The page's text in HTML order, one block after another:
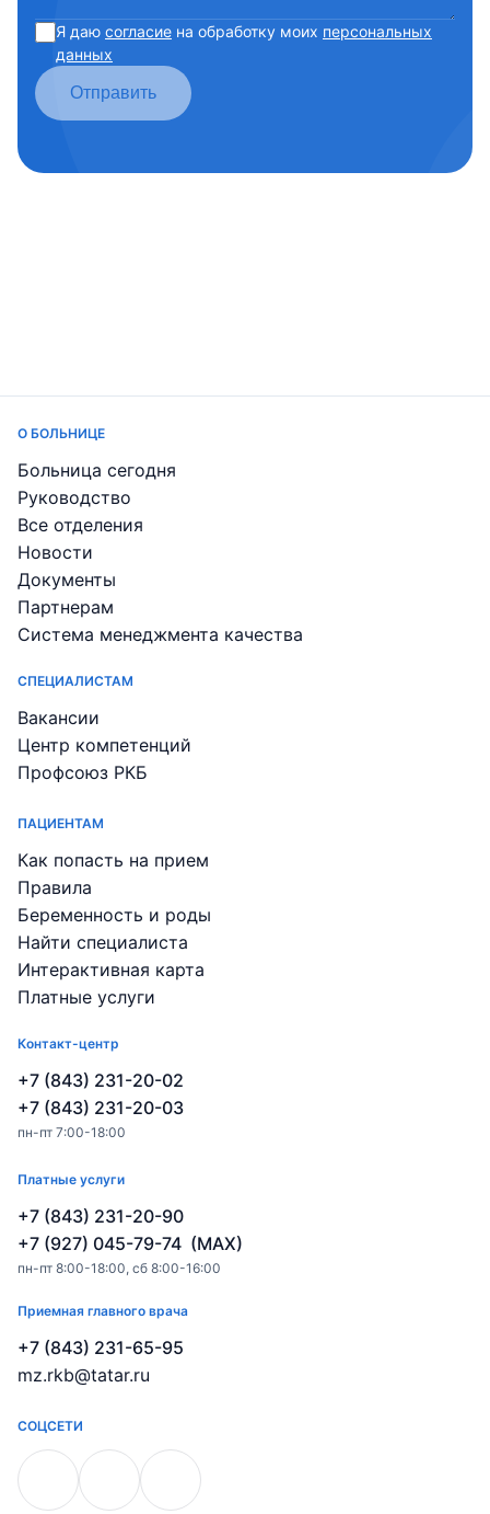
Я даю согласие на обработку моих персональных
данных
Отправить
О БОЛЬНИЦЕ
Больница сегодня
Руководство
Все отделения
Новости
Документы
Партнерам
Система менеджмента качества
СПЕЦИАЛИСТАМ
Вакансии
Центр компетенций
Профсоюз РКБ
ПАЦИЕНТАМ
Как попасть на прием
Правила
Беременность и роды
Найти специалиста
Интерактивная карта
Платные услуги
Контакт-центр
+7 (843) 231-20-02
+7 (843) 231-20-03
пн-пт 7:00-18:00
Платные услуги
+7 (843) 231-20-90
+7 (927) 045-79-74 (MAX)
пн-пт 8:00-18:00, сб 8:00-16:00
Приемная главного врача
+7 (843) 231-65-95
mz.rkb@tatar.ru
СОЦСЕТИ